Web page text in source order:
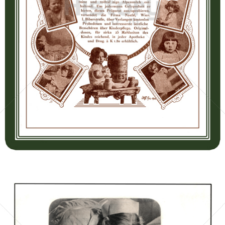
Nestlé Nestlé 1913
Bild-ID: 67224